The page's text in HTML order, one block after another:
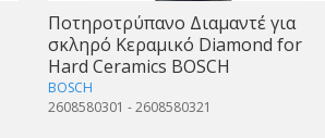
Ποτηροτρύπανο Διαμαντέ για
σκληρό Κεραμικό Diamond for
Hard Ceramics BOSCH
BOSCH
2608580301 - 2608580321